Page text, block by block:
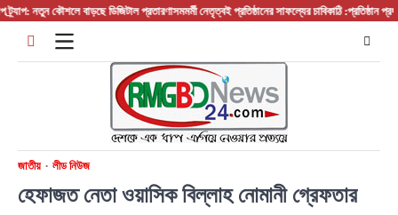
Skip
নতুন কৌশলে বাড়ছে ডিজিটাল প্রতারণাসমমর্মী নেতৃত্বই প্রতিষ্ঠানের সাফল্যের চাবিকাঠি :প্রতিষ্ঠান প্রধান/
জাতীয় লীড নিউজ
হেফাজত নেতা ওয়াসিক বিল্লাহ নোমানী গ্রেফতার